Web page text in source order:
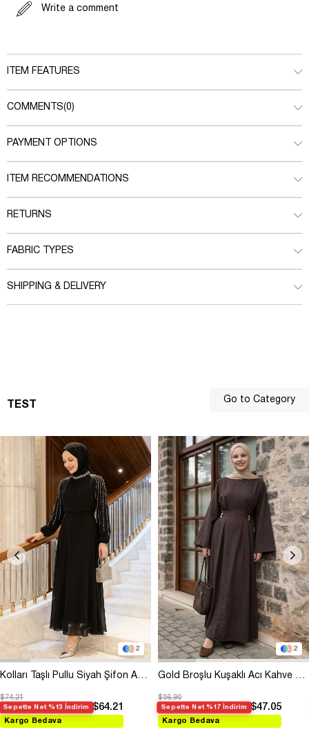
Write a comment
ITEM FEATURES
COMMENTS(0)
PAYMENT OPTIONS
ITEM RECOMMENDATIONS
RETURNS
FABRIC TYPES
SHIPPING & DELIVERY
TEST
2
Kolları Taşlı Pullu Siyah Şifon Abiye
$74.21
Sepette Net %13 İndirim $64.21
Kargo Bedava
2
Gold Broşlu Kuşaklı Acı Kahve Modal Elbise
$56.90
Sepette Net %17 İndirim $47.05
Kargo Bedava
Go to Category